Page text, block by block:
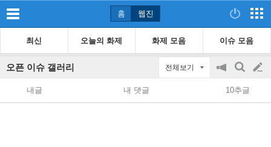
홈 웹진
최신 오늘의 화제 화제 모음 이슈 모음
오픈 이슈 갤러리 전체보기
공
지
on/off
검
색
글
쓰
내글 내 댓글 10추글